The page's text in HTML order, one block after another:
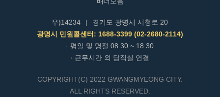
우)14234 |
경기도 광명시 시청로 20
광명시 민원콜센터: 1688-3399 (02-2680-2114)
· 평일 및 명절 08:30 ~ 18:30
· 근무시간 외 당직실 연결
COPYRIGHT(C) 2022 GWANGMYEONG CITY.
ALL RIGHTS RESERVED.